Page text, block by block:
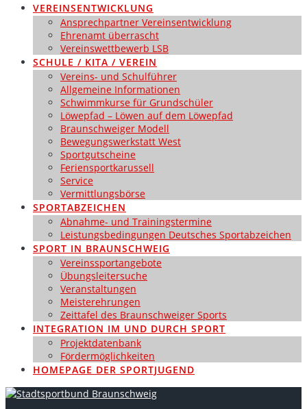
VEREINSENTWICKLUNG
Ansprechpartner Vereinsentwicklung
Ehrenamt überrascht
Vereinswettbewerb LSB
SCHULE / KITA / VEREIN
Vereins- und Schulführer
Allgemeine Informationen
Schwimmkurse für Grundschüler
Löwepfad – Löwen auf dem Löwepfad
Braunschweiger Modell
Bewegungswerkstatt West
Sportgutscheine
Feriensportkarussell
Service
Vermittlungsbörse
SPORTABZEICHEN
Abnahme- und Trainingstermine
Leistungsbedingungen Deutsches Sportabzeichen
SPORT IN BRAUNSCHWEIG
Vereinssportangebote
Übungsleitersuche
Veranstaltungen
Meisterehrungen
Zeittafel des Braunschweiger Sports
INTEGRATION IM UND DURCH SPORT
Projektdatenbank
Fördermöglichkeiten
HOMEPAGE DER SPORTJUGEND